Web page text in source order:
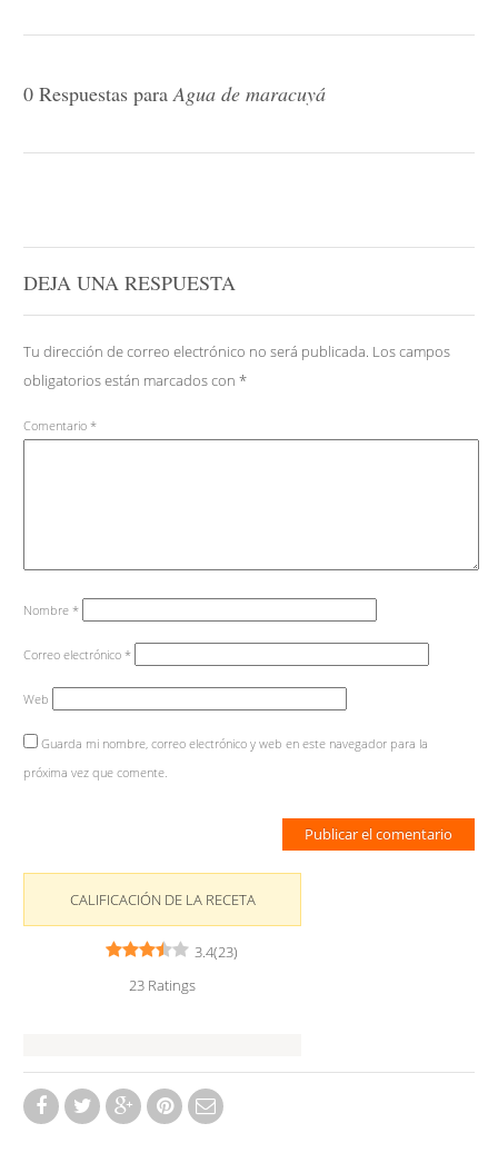
0 Respuestas paraAgua de maracuyá
DEJA UNA RESPUESTA
Tu dirección de correo electrónico no será publicada. Los campos
obligatorios están marcados con*
Comentario*
Nombre*
Correo electrónico*
Web
Guarda mi nombre, correo electrónico y web en este navegador para la
próxima vez que comente.
CALIFICACIÓN DE LA RECETA
3.4(23)
23 Ratings